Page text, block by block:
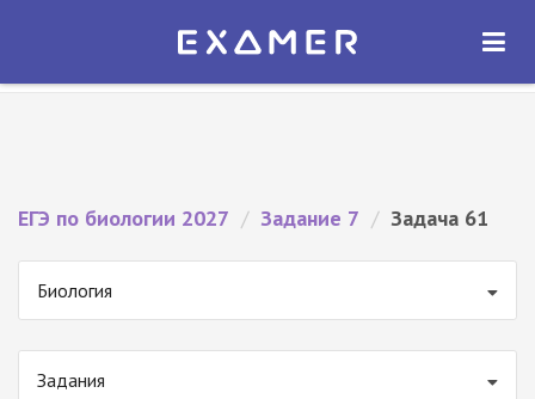
Экзамер — ЕГЭ 2027
ОТКРЫТЬ
ЕГЭ по биологии 2027 / Задание 7 / Задача 61
Биология
Задания